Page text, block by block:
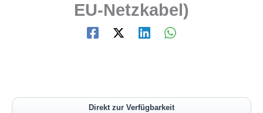
EU-Netzkabel)
Direkt zur Verfügbarkeit